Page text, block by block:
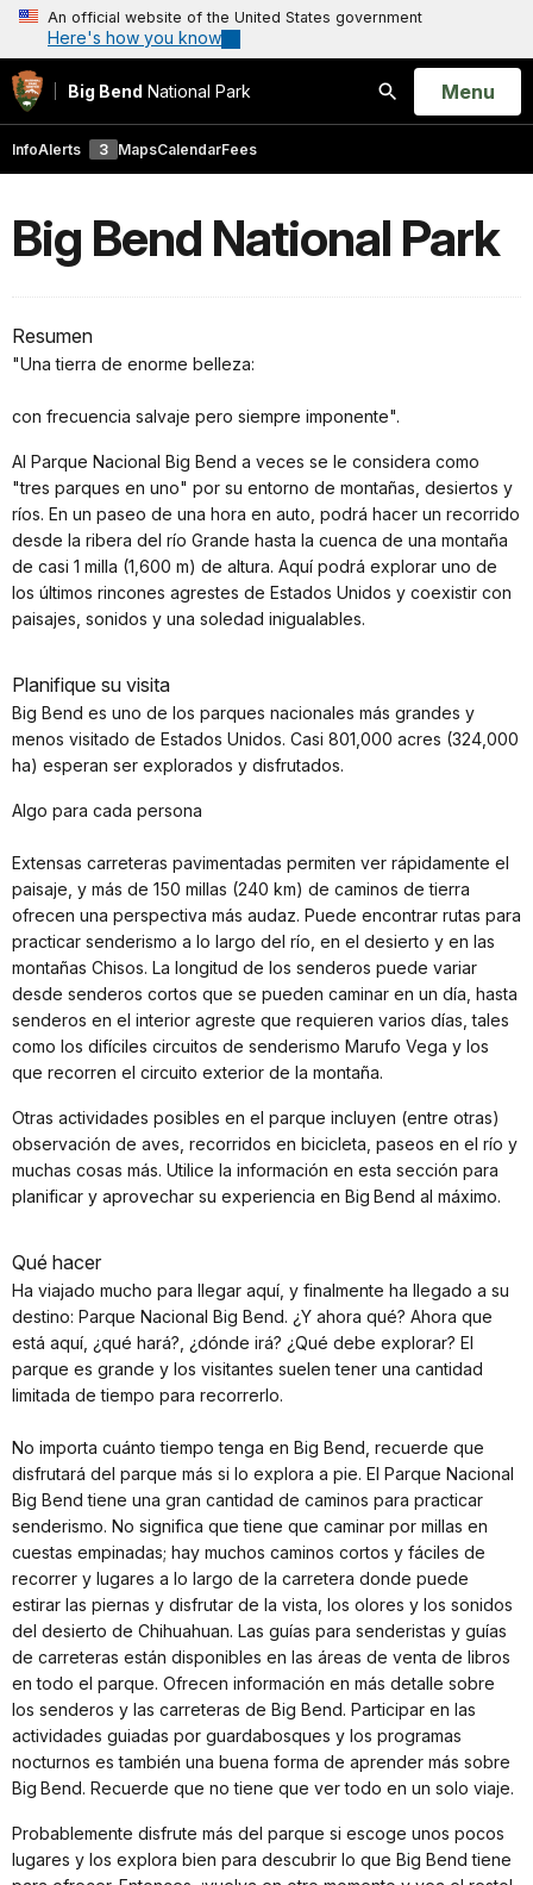
An official website of the United States government
Here's how you know
Big Bend National Park
Search
Open
Menu
InfoAlerts 3 MapsCalendarFees
Big Bend National Park
Resumen
"Una tierra de enorme belleza:
con frecuencia salvaje pero siempre imponente".
Al Parque Nacional Big Bend a veces se le considera como
"tres parques en uno" por su entorno de montañas, desiertos y
ríos. En un paseo de una hora en auto, podrá hacer un recorrido
desde la ribera del río Grande hasta la cuenca de una montaña
de casi 1 milla (1,600 m) de altura. Aquí podrá explorar uno de
los últimos rincones agrestes de Estados Unidos y coexistir con
paisajes, sonidos y una soledad inigualables.
Planifique su visita
Big Bend es uno de los parques nacionales más grandes y
menos visitado de Estados Unidos. Casi 801,000 acres (324,000
ha) esperan ser explorados y disfrutados.
Algo para cada persona
Extensas carreteras pavimentadas permiten ver rápidamente el
paisaje, y más de 150 millas (240 km) de caminos de tierra
ofrecen una perspectiva más audaz. Puede encontrar rutas para
practicar senderismo a lo largo del río, en el desierto y en las
montañas Chisos. La longitud de los senderos puede variar
desde senderos cortos que se pueden caminar en un día, hasta
senderos en el interior agreste que requieren varios días, tales
como los difíciles circuitos de senderismo Marufo Vega y los
que recorren el circuito exterior de la montaña.
Otras actividades posibles en el parque incluyen (entre otras)
observación de aves, recorridos en bicicleta, paseos en el río y
muchas cosas más. Utilice la información en esta sección para
planificar y aprovechar su experiencia en Big Bend al máximo.
Qué hacer
Ha viajado mucho para llegar aquí, y finalmente ha llegado a su
destino: Parque Nacional Big Bend. ¿Y ahora qué? Ahora que
está aquí, ¿qué hará?, ¿dónde irá? ¿Qué debe explorar? El
parque es grande y los visitantes suelen tener una cantidad
limitada de tiempo para recorrerlo.
No importa cuánto tiempo tenga en Big Bend, recuerde que
disfrutará del parque más si lo explora a pie. El Parque Nacional
Big Bend tiene una gran cantidad de caminos para practicar
senderismo. No significa que tiene que caminar por millas en
cuestas empinadas; hay muchos caminos cortos y fáciles de
recorrer y lugares a lo largo de la carretera donde puede
estirar las piernas y disfrutar de la vista, los olores y los sonidos
del desierto de Chihuahuan. Las guías para senderistas y guías
de carreteras están disponibles en las áreas de venta de libros
en todo el parque. Ofrecen información en más detalle sobre
los senderos y las carreteras de Big Bend. Participar en las
actividades guiadas por guardabosques y los programas
nocturnos es también una buena forma de aprender más sobre
Big Bend. Recuerde que no tiene que ver todo en un solo viaje.
Probablemente disfrute más del parque si escoge unos pocos
lugares y los explora bien para descubrir lo que Big Bend tiene